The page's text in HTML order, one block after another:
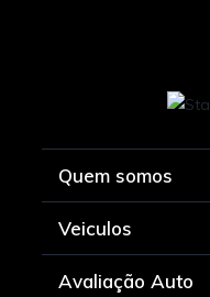
Quem somos
Veiculos
Avaliação Auto